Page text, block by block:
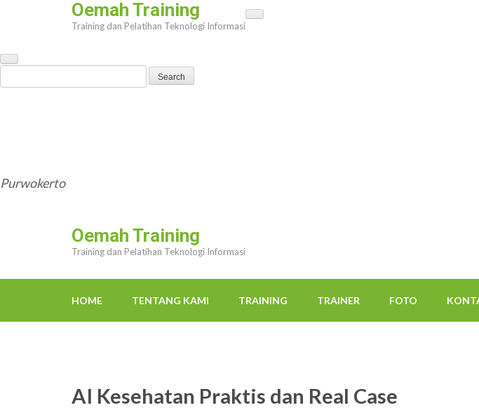
(Press
Enter)
Oemah Training
Training dan Pelatihan Teknologi Informasi
Purwokerto
Oemah Training
Training dan Pelatihan Teknologi Informasi
HOME TENTANG KAMI TRAINING TRAINER FOTO
AI Kesehatan Praktis dan Real Case